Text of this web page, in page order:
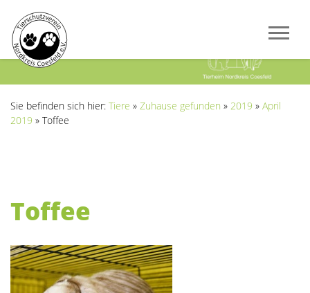
Sie befinden sich hier: Tiere » Zuhause gefunden » 2019 » April
2019 » Toffee
Toffee